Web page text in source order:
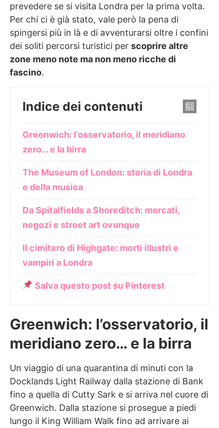
prevedere se si visita Londra per la prima volta.
Per chi ci è già stato, vale però la pena di
spingersi più in là e di avventurarsi oltre i confini
dei soliti percorsi turistici per scoprire altre
zone meno note ma non meno ricche di
fascino.
Indice dei contenuti
Greenwich: l’osservatorio, il meridiano
zero… e la birra
The Museum of London: storia di Londra
e della musica
Da Spitalfields a Shoreditch: mercati,
negozi e street art ovunque
Il cimitero di Highgate: morti illustri e
vampiri a Londra
Salva questo post su Pinterest
Greenwich: l’osservatorio, il
meridiano zero… e la birra
Un viaggio di una quarantina di minuti con la
Docklands Light Railway dalla stazione di Bank
fino a quella di Cutty Sark e si arriva nel cuore di
Greenwich. Dalla stazione si prosegue a piedi
lungo il King William Walk fino ad arrivare ai